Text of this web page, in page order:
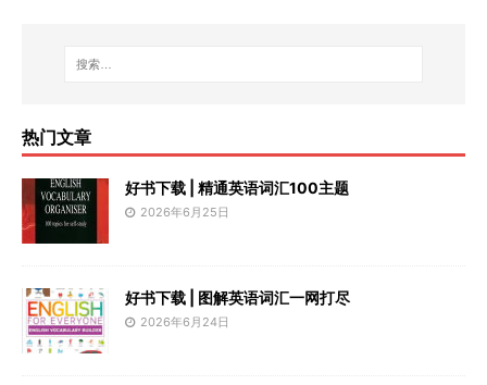
热门文章
好书下载 | 精通英语词汇100主题
2026年6月25日
好书下载 | 图解英语词汇一网打尽
2026年6月24日